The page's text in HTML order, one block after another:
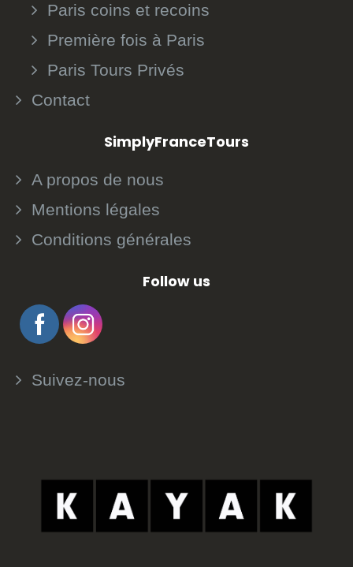
Paris coins et recoins
Première fois à Paris
Paris Tours Privés
Contact
SimplyFranceTours
A propos de nous
Mentions légales
Conditions générales
Follow us
Suivez-nous